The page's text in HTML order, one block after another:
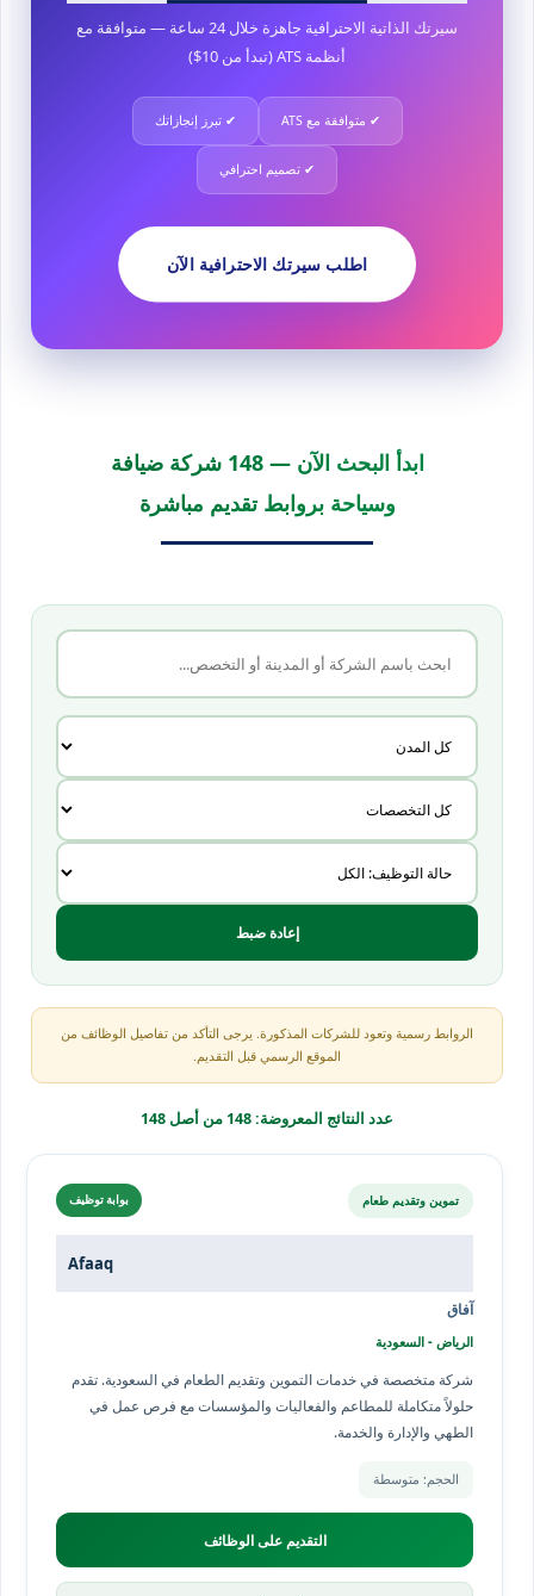
سيرتك الذاتية الاحترافية جاهزة خلال 24 ساعة — متوافقة مع
أنظمة ATS (تبدأ من 10$)
✔ متوافقة مع ATS ✔ تبرز إنجازاتك
✔ تصميم احترافي
اطلب سيرتك الاحترافية الآن
ابدأ البحث الآن — 148 شركة ضيافة
وسياحة بروابط تقديم مباشرة
إعادة ضبط
الروابط رسمية وتعود للشركات المذكورة. يرجى التأكد من تفاصيل الوظائف من
الموقع الرسمي قبل التقديم.
عدد النتائج المعروضة: 148 من أصل 148
تموين وتقديم طعام بوابة توظيف
Afaaq
آفاق
الرياض - السعودية
شركة متخصصة في خدمات التموين وتقديم الطعام في السعودية. تقدم
حلولاً متكاملة للمطاعم والفعاليات والمؤسسات مع فرص عمل في
الطهي والإدارة والخدمة.
الحجم: متوسطة
التقديم على الوظائف